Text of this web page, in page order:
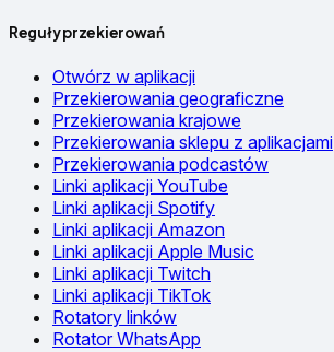
Reguły przekierowań
Otwórz w aplikacji
Przekierowania geograficzne
Przekierowania krajowe
Przekierowania sklepu z aplikacjami
Przekierowania podcastów
Linki aplikacji YouTube
Linki aplikacji Spotify
Linki aplikacji Amazon
Linki aplikacji Apple Music
Linki aplikacji Twitch
Linki aplikacji TikTok
Rotatory linków
Rotator WhatsApp